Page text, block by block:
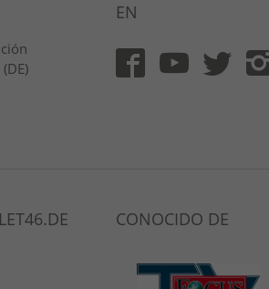
EN
CONOCIDO DE